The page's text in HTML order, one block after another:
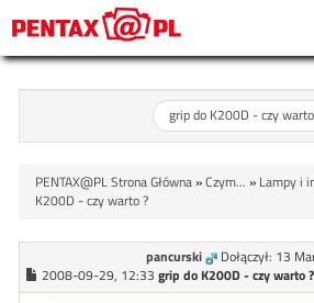
grip do K200D - czy
PENTAX@PL Strona Główna»Czym... » Lampy i
K200D - czy warto ?
pancurski
Dołączył: 13
2008-09-29, 12:33 grip do K200D - czy warto ?